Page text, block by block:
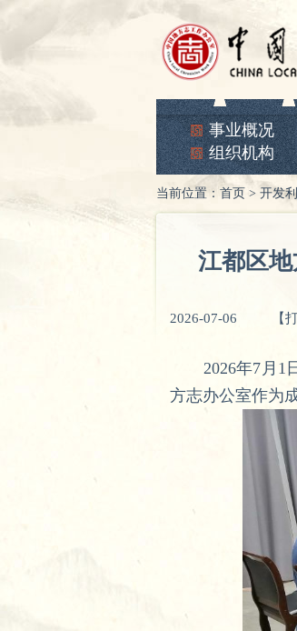
事业概况
组织机构
当前位置： 首页 > 开发
江都区
2026-07-06 【
2026年7月1日
方志办公室作为